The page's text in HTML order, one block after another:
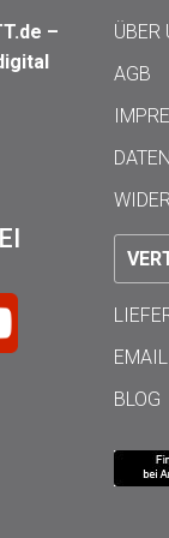
–
ÜBER
AGB
EMAIL
BLOG